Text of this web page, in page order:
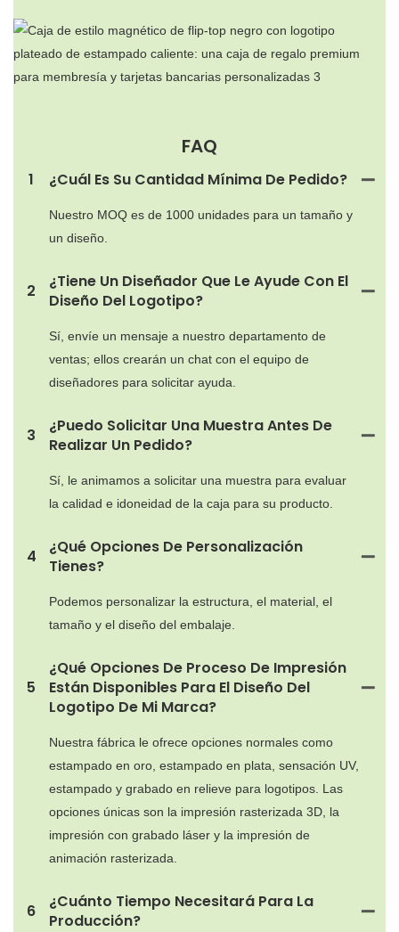
FAQ
1 ¿Cuál Es Su Cantidad Mínima De Pedido?
Nuestro MOQ es de 1000 unidades para un tamaño y
un diseño.
2
¿Tiene Un Diseñador Que Le Ayude Con El
Diseño Del Logotipo?
Sí, envíe un mensaje a nuestro departamento de
ventas; ellos crearán un chat con el equipo de
diseñadores para solicitar ayuda.
3
¿Puedo Solicitar Una Muestra Antes De
Realizar Un Pedido?
Sí, le animamos a solicitar una muestra para evaluar
la calidad e idoneidad de la caja para su producto.
4
¿Qué Opciones De Personalización
Tienes?
Podemos personalizar la estructura, el material, el
tamaño y el diseño del embalaje.
5
¿Qué Opciones De Proceso De Impresión
Están Disponibles Para El Diseño Del
Logotipo De Mi Marca?
Nuestra fábrica le ofrece opciones normales como
estampado en oro, estampado en plata, sensación UV,
estampado y grabado en relieve para logotipos. Las
opciones únicas son la impresión rasterizada 3D, la
impresión con grabado láser y la impresión de
animación rasterizada.
6
¿Cuánto Tiempo Necesitará Para La
Producción?